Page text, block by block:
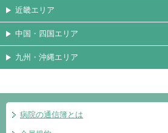
近畿エリア
中国・四国エリア
九州・沖縄エリア
病院の通信簿とは